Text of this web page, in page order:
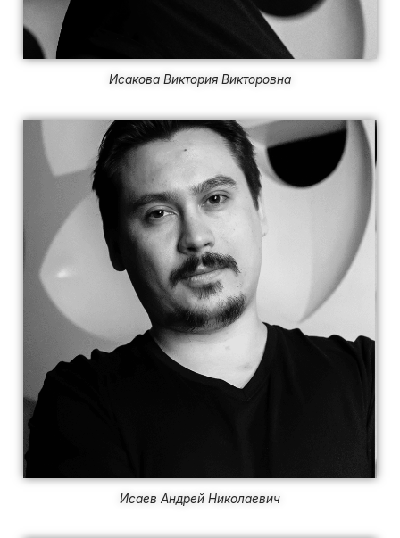
Исакова Виктория Викторовна
Исаев Андрей Николаевич